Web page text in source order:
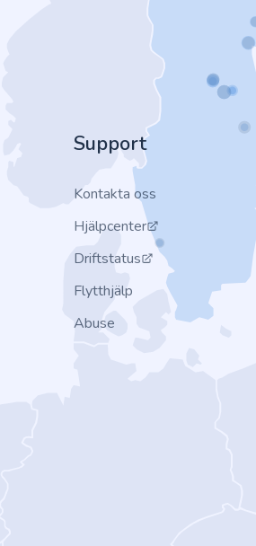
Support
Kontakta oss
Hjälpcenter
Driftstatus
Flytthjälp
Abuse